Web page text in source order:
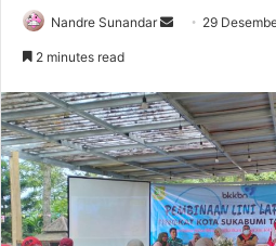
Nandre Sunandar
Send 29
2 minutes read